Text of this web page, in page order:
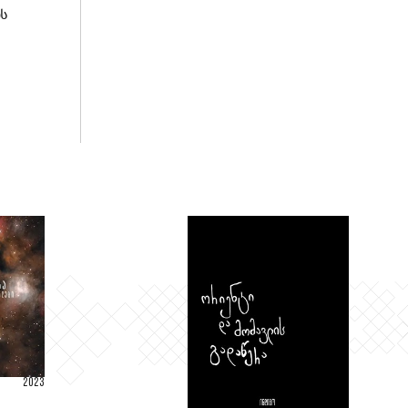
2023